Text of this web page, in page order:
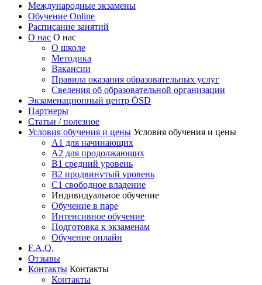
Международные экзамены
Обучение Online
Расписание занятий
О нас О нас
О школе
Методика
Вакансии
Правила оказания образовательных услуг
Сведения об образовательной организации
Экзаменационный центр ÖSD
Партнеры
Статьи / полезное
Условия обучения и цены Условия обучения и цены
A1 для начинающих
A2 для продолжающих
B1 средний уровень
B2 продвинутый уровень
C1 свободное владение
Индивидуальное обучение
Обучение в паре
Интенсивное обучение
Подготовка к экзаменам
Обучение онлайн
F.A.Q.
Отзывы
Контакты Контакты
Контакты